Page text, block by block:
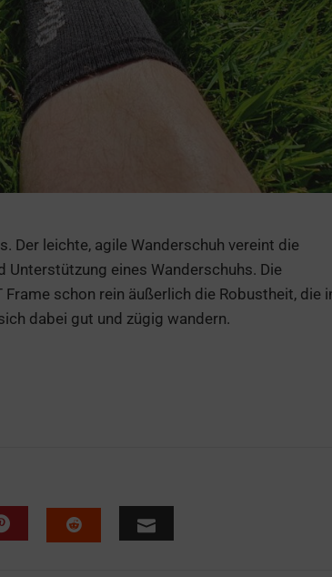
Der leichte, agile Wanderschuh vereint die
eines Wanderschuhs. Die
schon rein äußerlich die Robustheit, die
dabei gut und zügig wandern.